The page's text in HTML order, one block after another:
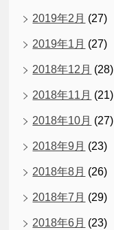
2019年2月 (27)
2019年1月 (27)
2018年12月 (28)
2018年11月 (21)
2018年10月 (27)
2018年9月 (23)
2018年8月 (26)
2018年7月 (29)
2018年6月 (23)